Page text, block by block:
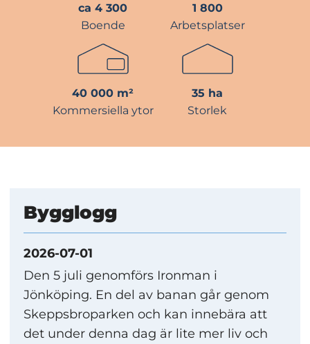
ca 4 300
Boende
1 800
Arbetsplatser
40 000 m²
Kommersiella ytor
35 ha
Storlek
Bygglogg
2026-07-01
Den 5 juli genomförs Ironman i
Jönköping. En del av banan går genom
Skeppsbroparken och kan innebära att
det under denna dag är lite mer liv och